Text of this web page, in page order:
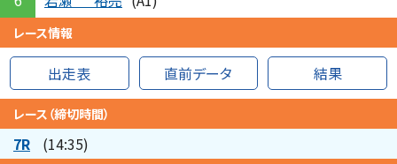
レース情報
出走表 直前データ 結果
レース（締切時間）
7R (14:35)